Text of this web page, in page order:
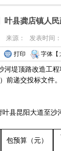
叶县龚店镇人
来源： 发表时间：
打印 字体【
河堤顶路改造工程
前递交投标文件。
县昆阳大道至沙
包预算（元）